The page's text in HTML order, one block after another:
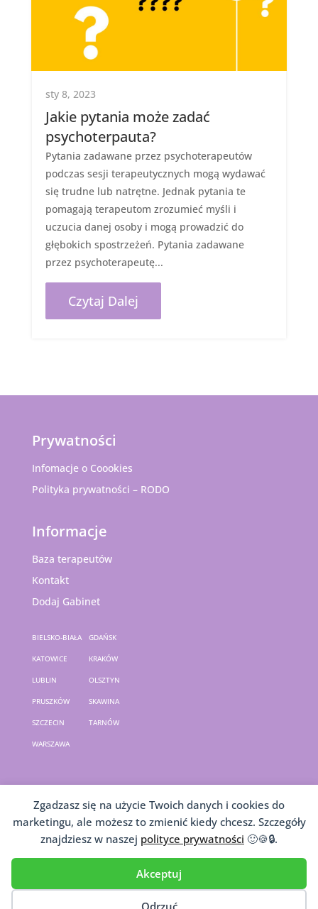
Zgadzasz się na użycie Twoich danych i cookies do
marketingu, ale możesz to zmienić kiedy chcesz. Szczegóły
znajdziesz w naszej polityce prywatności 🙂🍪🔒.
Akceptuj
Odrzuć
Jakie pytania może zadać
psychoterpauta?
sty 8, 2023
Pytania zadawane przez psychoterapeutów
podczas sesji terapeutycznych mogą wydawać
się trudne lub natrętne. Jednak pytania te
pomagają terapeutom zrozumieć myśli i
uczucia danej osoby i mogą prowadzić do
głębokich spostrzeżeń. Pytania zadawane
przez psychoterapeutę...
Czytaj Dalej
Prywatności
Infomacje o Coookies
Polityka prywatności – RODO
Informacje
Baza terapeutów
Kontakt
Dodaj Gabinet
BIELSKO-BIAŁA GDAŃSK
KATOWICE KRAKÓW
LUBLIN OLSZTYN
PRUSZKÓW SKAWINA
SZCZECIN TARNÓW
WARSZAWA
© Copyright 2026. Wszelkie prawa zastrzeżone
|Archiwalna wersja strony|Źródła
Webmaster: Wonders4you